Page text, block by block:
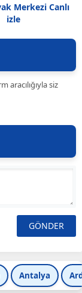
Merkezi Canlı
izle
aracılığıyla siz
Antalya